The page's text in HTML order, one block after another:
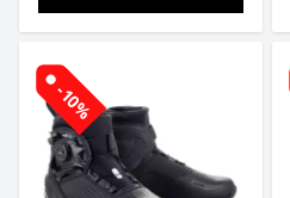
-10%